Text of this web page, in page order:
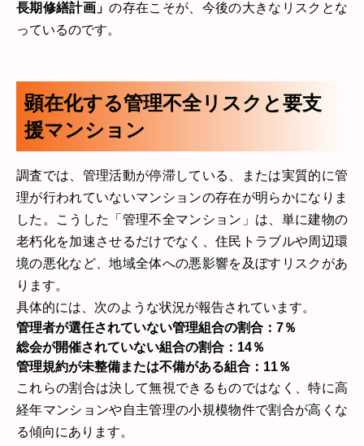
長期修繕計画」の存在こそが、今後の大きなリスクとな
っているのです。
顕在化する管理不全リスクと要支
援マンション
調査では、管理活動が停滞している、または実質的に管
理が行われていないマンションの存在が明らかになりま
した。こうした「管理不全マンション」は、単に建物の
老朽化を加速させるだけでなく、住民トラブルや周辺環
境の悪化など、地域全体への悪影響を及ぼすリスクがあ
ります。
具体的には、次のような状況が報告されています。
管理者が選任されていない管理組合の割合：7％
総会が開催されていない組合の割合：14％
管理規約が未整備または不備がある組合：11％
これらの割合は決して無視できるものではなく、特に高
経年マンションや自主管理の小規模物件で割合が高くな
る傾向にあります。